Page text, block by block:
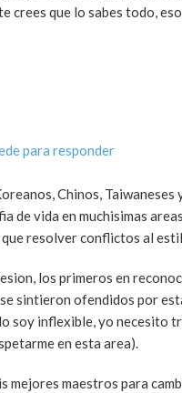
crees que lo sabes todo,
para responder
Chinos,
de vida en muchisimas
resolver conflictos al
los primeros en
sintieron ofendidos por
soy inflexible, yo necesito
en esta area).
mejores maestros para